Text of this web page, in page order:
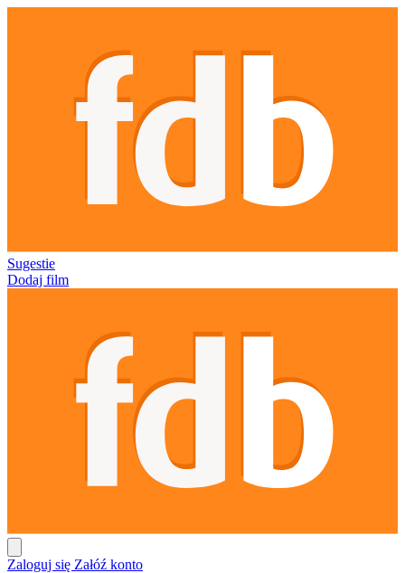
Sugestie
Dodaj film
Zaloguj się Załóź konto